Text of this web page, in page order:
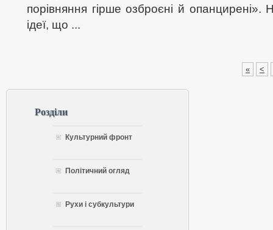
порівняння гірше озброєні й опанцирені».
ідеї, що ...
« <
Розділи
Культурний фронт
Політичний огляд
Рухи і субкультури